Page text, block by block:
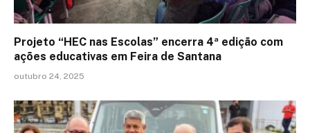
Projeto “HEC nas Escolas” encerra 4ª edição com
ações educativas em Feira de Santana
outubro 24, 2025